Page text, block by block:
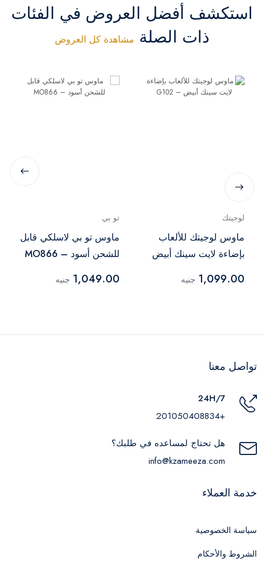
استكشف أفضل العروض في الفئات
ذات الصلة مشاهدة كل العروض
لوجيتك
ماوس لوجيتك للألعاب
بإضاءة لايت سينك أبيض
1,099.00 جنيه
تو بي
ماوس تو بي لاسلكي قابل
للشحن أسود – MO866
1,049.00 جنيه
تواصل معنا
24H/7
+201050408834
هل تحتاج لمساعده في طلبك؟
info@kzameeza.com
خدمة العملاء
سياسة الخصوصية
الشروط والأحكام